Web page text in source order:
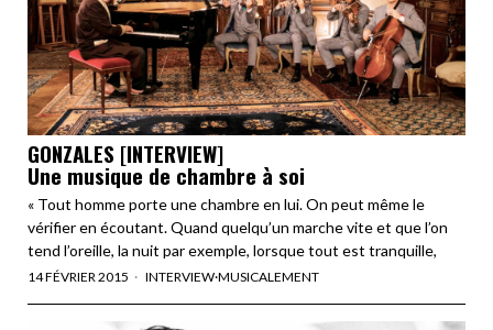
GONZALES [INTERVIEW]
Une musique de chambre à soi
« Tout homme porte une chambre en lui. On peut même le
vérifier en écoutant. Quand quelqu’un marche vite et que l’on
tend l’oreille, la nuit par exemple, lorsque tout est tranquille,
14 FÉVRIER 2015 INTERVIEW·MUSICALEMENT